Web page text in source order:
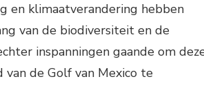
en klimaatverandering hebben
van de biodiversiteit en de
inspanningen gaande om
de Golf van Mexico te